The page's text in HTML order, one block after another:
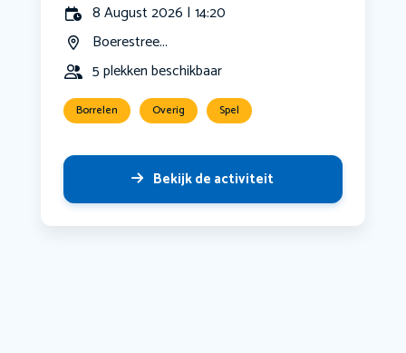
8 August 2026 | 14:20
Boerestree...
5 plekken beschikbaar
Borrelen Overig Spel
Bekijk de activiteit